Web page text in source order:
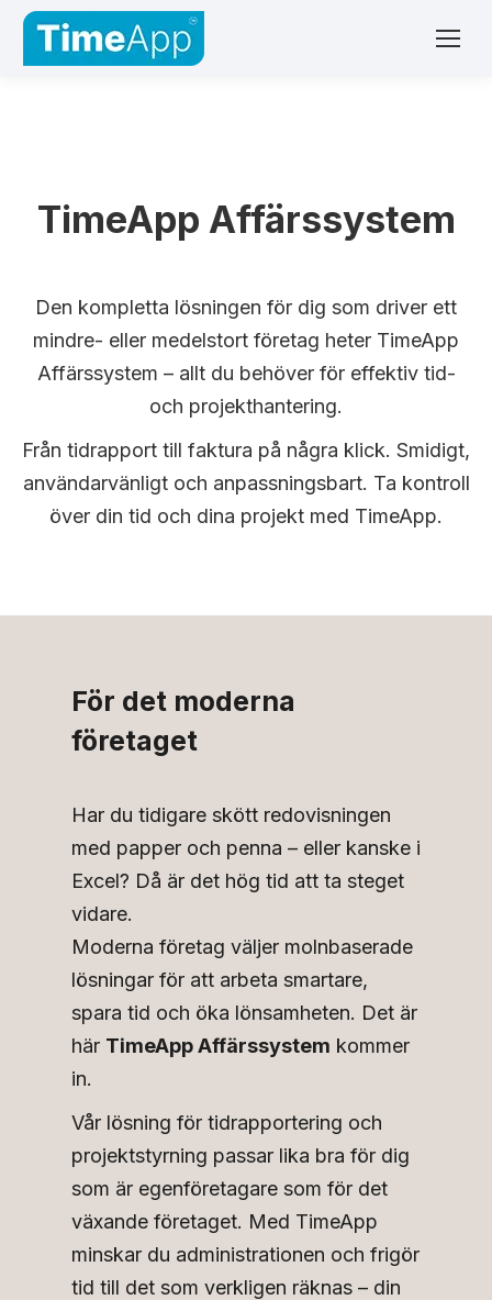
TimeApp Affärssystem
Den kompletta lösningen för dig som driver ett
mindre- eller medelstort företag heter TimeApp
Affärssystem – allt du behöver för effektiv tid-
och projekthantering.
Från tidrapport till faktura på några klick. Smidigt,
användarvänligt och anpassningsbart. Ta kontroll
över din tid och dina projekt med TimeApp.
För det moderna
företaget
Har du tidigare skött redovisningen
med papper och penna – eller kanske i
Excel? Då är det hög tid att ta steget
vidare.
Moderna företag väljer molnbaserade
lösningar för att arbeta smartare,
spara tid och öka lönsamheten. Det är
här TimeApp Affärssystem kommer
in.
Vår lösning för tidrapportering och
projektstyrning passar lika bra för dig
som är egenföretagare som för det
växande företaget. Med TimeApp
minskar du administrationen och frigör
tid till det som verkligen räknas – din